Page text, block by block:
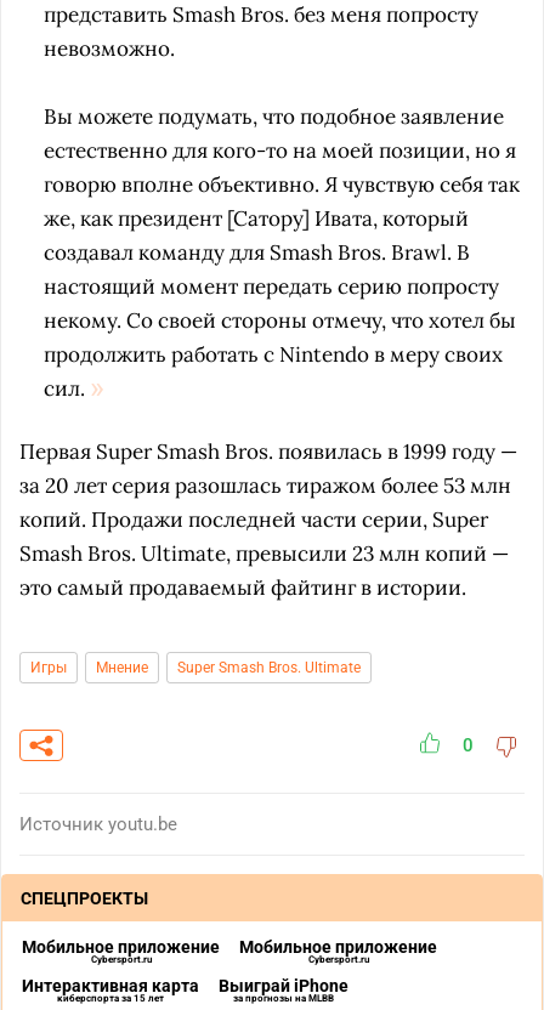
представить Smash Bros. без меня попросту
невозможно.
Вы можете подумать, что подобное заявление
естественно для кого-то на моей позиции, но я
говорю вполне объективно. Я чувствую себя так
же, как президент [Сатору] Ивата, который
создавал команду для Smash Bros. Brawl. В
настоящий момент передать серию попросту
некому. Со своей стороны отмечу, что хотел бы
продолжить работать с Nintendo в меру своих
сил.
Первая Super Smash Bros. появилась в 1999 году —
за 20 лет серия разошлась тиражом более 53 млн
копий. Продажи последней части серии, Super
Smash Bros. Ultimate, превысили 23 млн копий —
это самый продаваемый файтинг в истории.
Игры Мнение Super Smash Bros. Ultimate
0
Источник youtu.be
СПЕЦПРОЕКТЫ
Мобильное приложение
Cybersport.ru
Мобильное приложение
Cybersport.ru
Интерактивная карта
киберспорта за 15 лет
Выиграй iPhone
за прогнозы на MLBB